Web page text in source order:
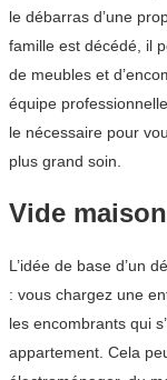
le débarras d’une
famille est décédé, il
de meubles et
équipe
le nécessaire pour
plus grand soin.
Vide
L’idée de base d’un
: vous chargez une
les encombrants qui
appartement. Cela